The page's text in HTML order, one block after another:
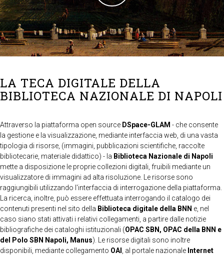
LA TECA DIGITALE DELLA
BIBLIOTECA NAZIONALE DI NAPOLI
Attraverso la piattaforma open source DSpace-GLAM - che consente
la gestione e la visualizzazione, mediante interfaccia web, di una vasta
tipologia di risorse, (immagini, pubblicazioni scientifiche, raccolte
bibliotecarie, materiale didattico) - la Biblioteca Nazionale di Napoli
mette a disposizione le proprie collezioni digitali, fruibili mediante un
visualizzatore di immagini ad alta risoluzione. Le risorse sono
raggiungibili utilizzando l'interfaccia di interrogazione della piattaforma.
La ricerca, inoltre, può essere effettuata interrogando il catalogo dei
contenuti presenti nel sito della Biblioteca digitale della BNN e, nel
caso siano stati attivati i relativi collegamenti, a partire dalle notizie
bibliografiche dei cataloghi istituzionali (OPAC SBN, OPAC della BNN e
del Polo SBN Napoli, Manus). Le risorse digitali sono inoltre
disponibili, mediante collegamento OAI , al portale nazionale Internet